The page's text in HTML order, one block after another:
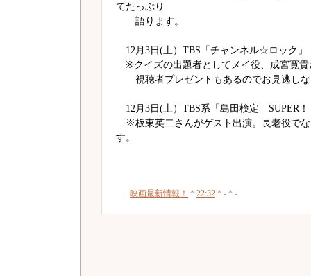
てたっぷり
語ります。
12月3日(土）TBS「チャンネル☆ロック」
※クイズの出題者としてメイ役、成宮寛貴
視聴者プレゼントもあるのでお見逃しな
12月3日(土）TBS系「島田検定 SUPER！
※板東英二さんがゲスト出演。長老役で
す。
映画最新情報！ * 22:32 * - * -